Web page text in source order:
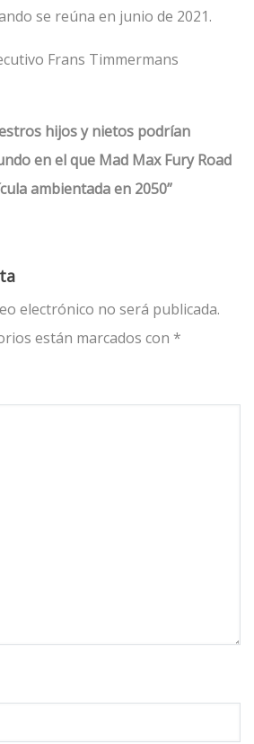
se reúna en junio de 2021.
Frans Timmermans
hijos y nietos podrían
en el que Mad Max Fury Road
ambientada en 2050”
electrónico no será publicada.
están marcados con *